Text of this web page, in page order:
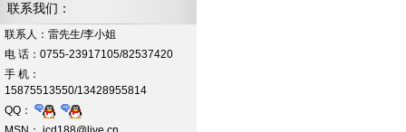
联系我们：
联系人：雷先生/李小姐
电 话：0755-23917105/82537420
手 机：
15875513550/13428955814
QQ：